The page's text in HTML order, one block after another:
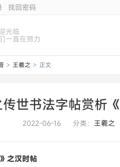
找回密码
光临
一直在努力
> 王羲之 > 正文
世书法字帖赏析
2022-06-16 分类： 王羲之
之汉时帖